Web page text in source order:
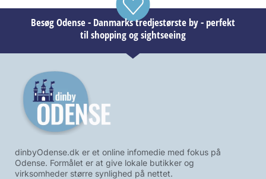
Besøg Odense - Danmarks tredjestørste by - perfekt
til shopping og sightseeing
dinbyOdense.dk er et online infomedie med fokus på
Odense. Formålet er at give lokale butikker og
virksomheder større synlighed på nettet.